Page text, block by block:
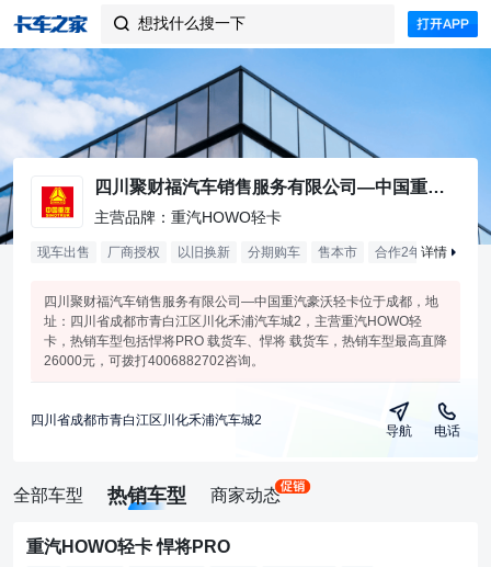
 想找什么搜一下
四川聚财福汽车销售服务有限公司—中国重汽豪沃轻卡
主营品牌：重汽HOWO轻卡
现车出售 厂商授权 以旧换新 分期购车 售本市 合作2年详情
四川聚财福汽车销售服务有限公司—中国重汽豪沃轻卡位于成都，地
址：四川省成都市青白江区川化禾浦汽车城2，主营重汽HOWO轻
卡，热销车型包括悍将PRO 载货车、悍将 载货车，热销车型最高直降
26000元，可拨打4006882702咨询。
四川省成都市青白江区川化禾浦汽车城2
导航 电话
全部车型 热销车型 商家动态
重汽HOWO轻卡 悍将PRO